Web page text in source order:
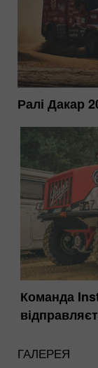
Ралі Дакар
Команда
ГАЛЕРЕЯ